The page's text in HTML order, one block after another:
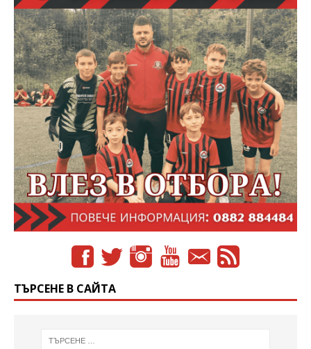
ТЪРСЕНЕ В САЙТА